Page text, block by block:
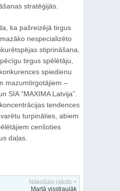
stratēģijās.
ka pašreizējā tirgus
nespecializēto
stiprināšana,
tirgus spēlētāju,
spiedienu
mazumtirgotājiem –
SIA “MAXIMA Latvija”.
tendences
turpināties, abiem
cenšoties
daļas.
Nākošais raksts >
Martā visstraujāk